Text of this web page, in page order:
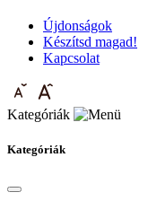
Újdonságok
Készítsd magad!
Kapcsolat
Kategóriák
Kategóriák